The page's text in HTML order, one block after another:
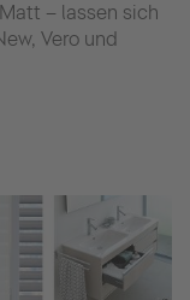
– lassen sich
Vero und